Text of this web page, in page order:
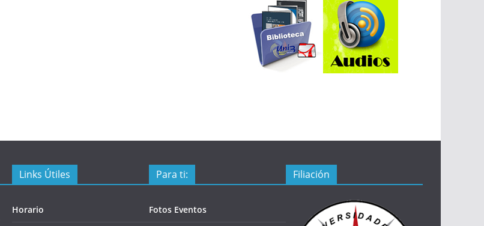
Links Útiles
Horario
Para ti:
Fotos Eventos
Filiación